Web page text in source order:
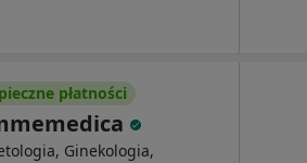
płatności
Ginekologia,